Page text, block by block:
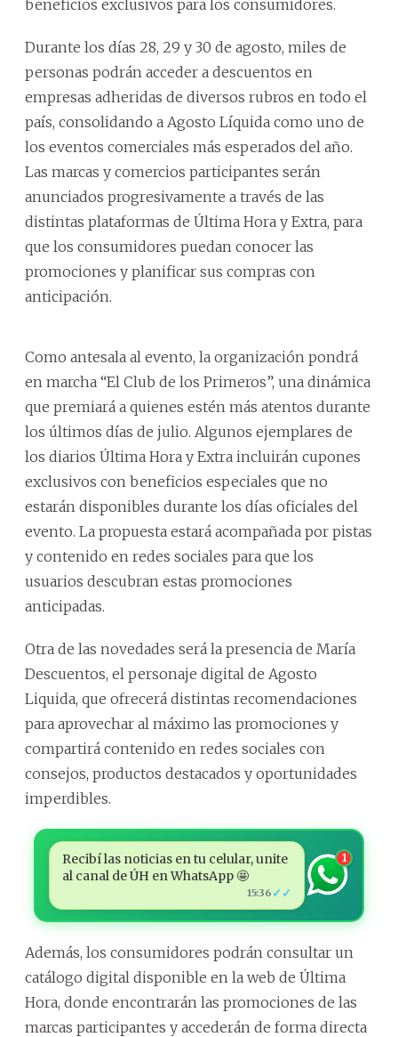
beneficios exclusivos para los consumidores.
Durante los días 28, 29 y 30 de agosto, miles de
personas podrán acceder a descuentos en
empresas adheridas de diversos rubros en todo el
país, consolidando a Agosto Líquida como uno de
los eventos comerciales más esperados del año.
Las marcas y comercios participantes serán
anunciados progresivamente a través de las
distintas plataformas de Última Hora y Extra, para
que los consumidores puedan conocer las
promociones y planificar sus compras con
anticipación.
Como antesala al evento, la organización pondrá
en marcha “El Club de los Primeros”, una dinámica
que premiará a quienes estén más atentos durante
los últimos días de julio. Algunos ejemplares de
los diarios Última Hora y Extra incluirán cupones
exclusivos con beneficios especiales que no
estarán disponibles durante los días oficiales del
evento. La propuesta estará acompañada por pistas
y contenido en redes sociales para que los
usuarios descubran estas promociones
anticipadas.
Otra de las novedades será la presencia de María
Descuentos, el personaje digital de Agosto
Liquida, que ofrecerá distintas recomendaciones
para aprovechar al máximo las promociones y
compartirá contenido en redes sociales con
consejos, productos destacados y oportunidades
imperdibles.
Recibí las noticias en tu celular, unite
al canal de ÚH en WhatsApp 🤩
15:36 ✓✓
1
Además, los consumidores podrán consultar un
catálogo digital disponible en la web de Última
Hora, donde encontrarán las promociones de las
marcas participantes y accederán de forma directa